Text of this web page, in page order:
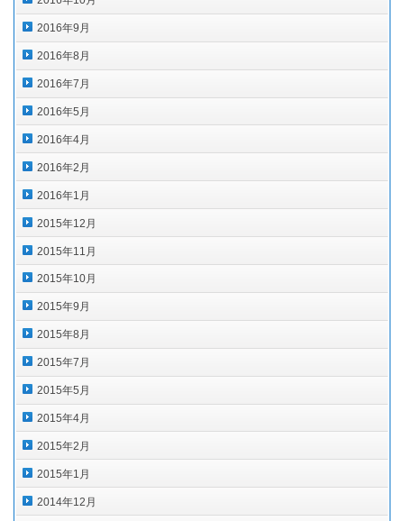
2016年9月
2016年8月
2016年7月
2016年5月
2016年4月
2016年2月
2016年1月
2015年12月
2015年11月
2015年10月
2015年9月
2015年8月
2015年7月
2015年5月
2015年4月
2015年2月
2015年1月
2014年12月